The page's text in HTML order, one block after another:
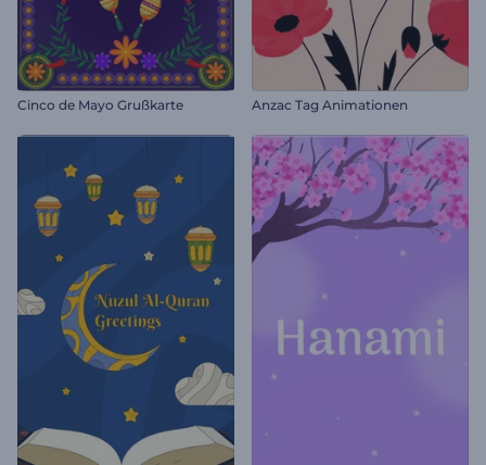
Cinco de Mayo Grußkarte Anzac Tag Animationen